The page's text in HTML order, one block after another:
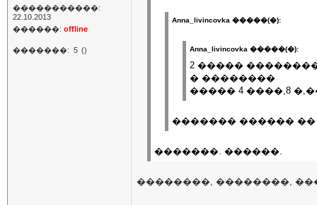
�����������:
22.10.2013
������: offline
�������: 5 ()
Anna_livincovka �����(�):
Anna_livincovka �����(�):
2 �����
� ��������
����� 4 ����,8
������� ������ ��
�������. ������.
��������, ��������,